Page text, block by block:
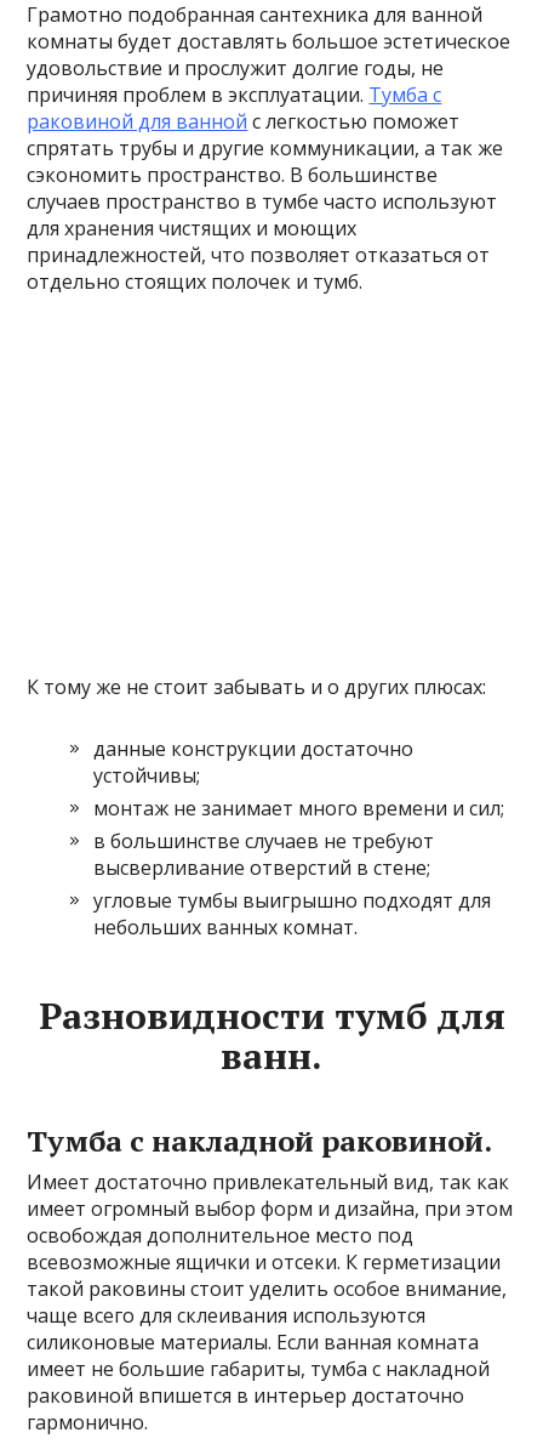
Грамотно подобранная сантехника для ванной
комнаты будет доставлять большое эстетическое
удовольствие и прослужит долгие годы, не
причиняя проблем в эксплуатации. Тумба с
раковиной для ванной с легкостью поможет
спрятать трубы и другие коммуникации, а так же
сэкономить пространство. В большинстве
случаев пространство в тумбе часто используют
для хранения чистящих и моющих
принадлежностей, что позволяет отказаться от
отдельно стоящих полочек и тумб.
К тому же не стоит забывать и о других плюсах:
данные конструкции достаточно
устойчивы;
монтаж не занимает много времени и сил;
в большинстве случаев не требуют
высверливание отверстий в стене;
угловые тумбы выигрышно подходят для
небольших ванных комнат.
Разновидности тумб для
ванн.
Тумба с накладной раковиной.
Имеет достаточно привлекательный вид, так как
имеет огромный выбор форм и дизайна, при этом
освобождая дополнительное место под
всевозможные ящички и отсеки. К герметизации
такой раковины стоит уделить особое внимание,
чаще всего для склеивания используются
силиконовые материалы. Если ванная комната
имеет не большие габариты, тумба с накладной
раковиной впишется в интерьер достаточно
гармонично.